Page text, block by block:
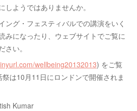
ようではありませんか。
グ・フェスティバルでの講演をいく
みになったり、ウェブサイトでご覧に
さい。
wellbeing20132013) をご覧
は10月11日にロンドンで開催されま
Kumar